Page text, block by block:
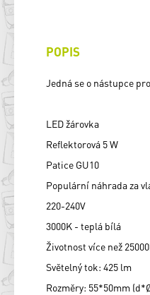
POPIS
Jedná se o nástupce
LED žárovka
Reflektorová 5 W
Patice GU10
Populární náhrada za
220-240V
3000K - teplá bílá
Životnost více než
Světelný tok: 425 lm
Rozměry: 55*50mm